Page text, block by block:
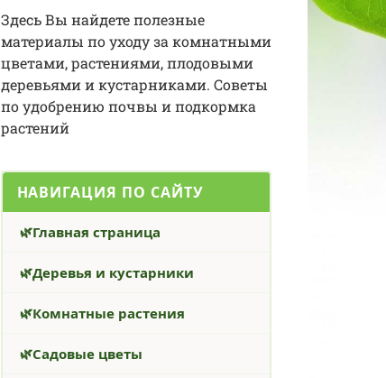
Здесь Вы найдете полезные
материалы по уходу за комнатными
цветами, растениями, плодовыми
деревьями и кустарниками. Советы
по удобрению почвы и подкормка
растений
НАВИГАЦИЯ ПО САЙТУ
Главная страница
Деревья и кустарники
Комнатные растения
Садовые цветы